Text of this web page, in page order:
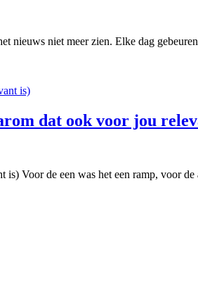
nieuws niet meer zien. Elke dag
dat ook voor jou
Voor de een was het een ramp, voor